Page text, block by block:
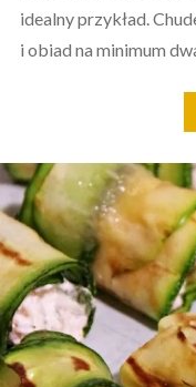
idealny przykład.
i obiad na minimum